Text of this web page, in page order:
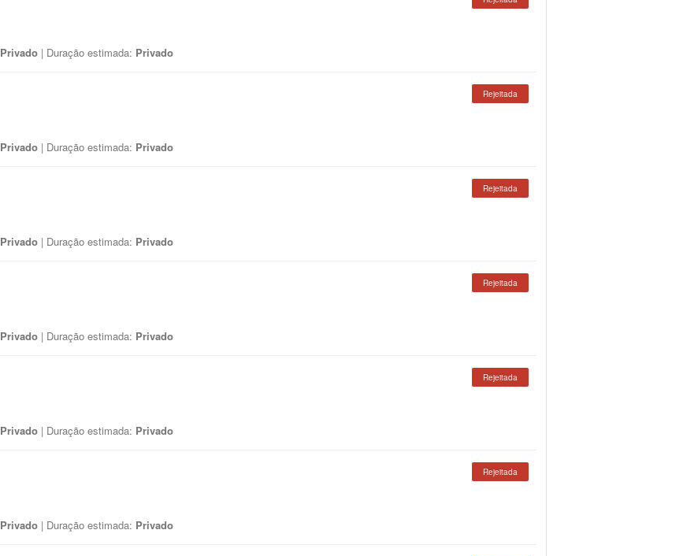
Privado | Duração estimada: Privado
Rejeitada
Privado | Duração estimada: Privado
Rejeitada
Privado | Duração estimada: Privado
Rejeitada
Privado | Duração estimada: Privado
Rejeitada
Privado | Duração estimada: Privado
Rejeitada
Privado | Duração estimada: Privado